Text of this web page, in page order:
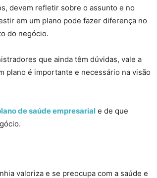
devem refletir sobre o assunto e no
em um plano pode fazer diferença no
do negócio.
que ainda têm dúvidas, vale a
plano é importante e necessário na visão
de saúde empresarial e de que
valoriza e se preocupa com a saúde e